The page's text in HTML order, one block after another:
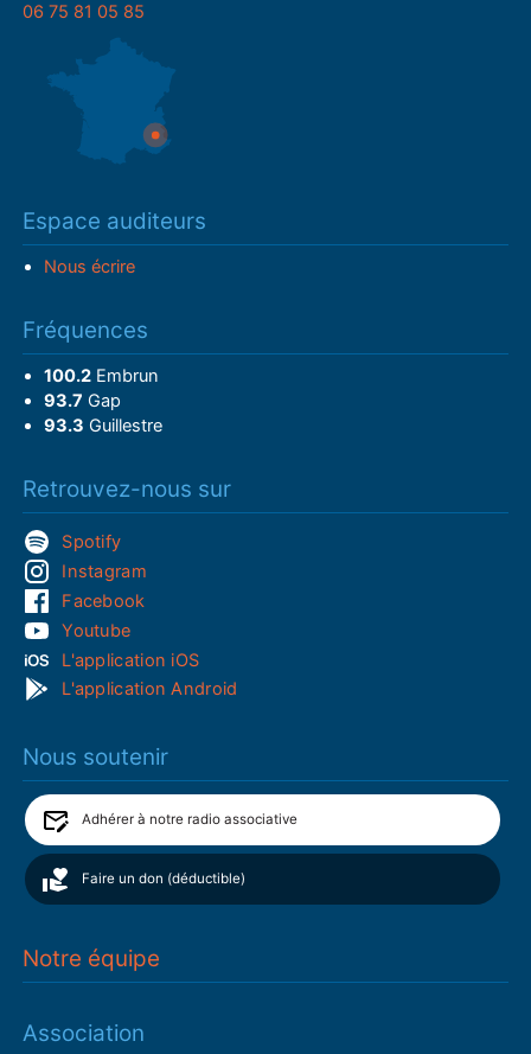
06 75 81 05 85
Espace auditeurs
Nous écrire
Fréquences
100.2Embrun
93.7 Gap
93.3 Guillestre
Retrouvez-nous sur
Spotify
Instagram
Facebook
Youtube
L'application iOS
L'application Android
Nous soutenir
Adhérer à notre radio associative
Faire un don (déductible)
Notre équipe
Association